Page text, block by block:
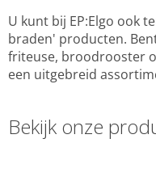
U kunt bij EP:Elgo ook
braden' producten.
friteuse, broodrooster
een uitgebreid
Bekijk onze